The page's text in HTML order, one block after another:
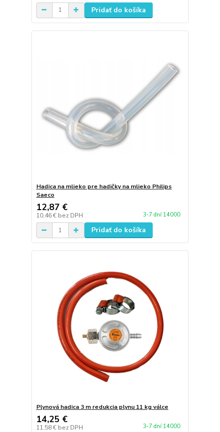
Pridať do košíka
Hadica na mlieko pre hadičky na mlieko Philips
Saeco
12,87 €
10,46 € bez DPH 3-7 dní 14000
Pridať do košíka
Plynová hadica 3 m redukcia plynu 11 kg válce
14,25 €
11,58 € bez DPH 3-7 dní 14000